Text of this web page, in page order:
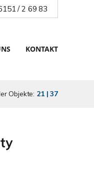
/ 2 69 83
KONTAKT
Objekte: 21 | 37